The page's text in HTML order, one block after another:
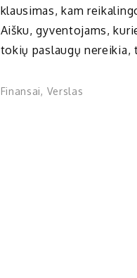
klausimas, kam
Aišku, gyventojams,
tokių paslaugų nereikia,
Finansai, Verslas